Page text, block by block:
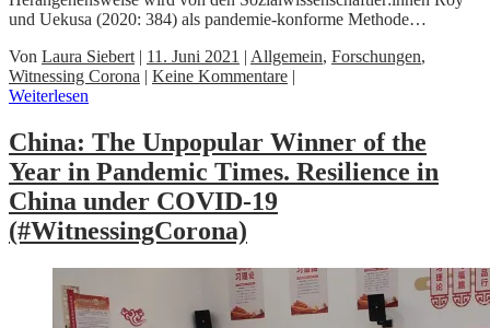
und Uekusa (2020: 384) als pandemie-konforme Methode…
Von Laura Siebert| 11. Juni 2021 | Allgemein, Forschungen,
Witnessing Corona | Keine Kommentare |
Weiterlesen
China: The Unpopular Winner of the
Year in Pandemic Times. Resilience in
China under COVID-19
(#WitnessingCorona)